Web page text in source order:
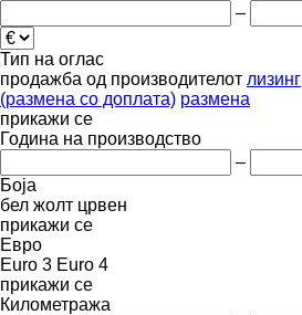
–
Тип на оглас
продажба од производителот лизинг
(размена со доплата) размена
прикажи се
Година на производство
–
Боја
бел жолт црвен
прикажи се
Евро
Euro 3 Euro 4
прикажи се
Километража